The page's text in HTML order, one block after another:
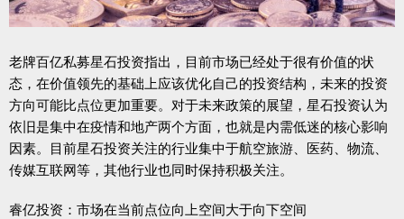
老牌百亿私募星石投资指出，目前市场已经处于很有价值的状
态，在价值领先的基础上应该优化自己的投资结构，未来的投资
方向可能比点位更加重要。对于未来政策的展望，星石投资认为
依旧是集中在疫情和地产两个方面，也就是内需低迷的核心影响
因素。目前星石投资关注的行业集中于航空旅游、医药、物流、
传媒互联网等，其他行业也同时保持积极关注。
睿亿投资：市场在当前点位向上空间大于向下空间